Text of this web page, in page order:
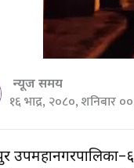
न्यूज समय
१६ भाद्र, २०८०, शनिबार